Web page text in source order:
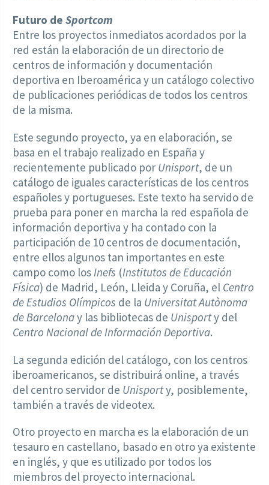
Futuro de Sportcom
Entre los proyectos inmediatos acordados por la
red están la elaboración de un directorio de
centros de información y documentación
deportiva en Iberoamérica y un catálogo colectivo
de publicaciones periódicas de todos los centros
de la misma.
Este segundo proyecto, ya en elaboración, se
basa en el trabajo realizado en España y
recientemente publicado por Unisport, de un
catálogo de iguales características de los centros
españoles y portugueses. Este texto ha servido de
prueba para poner en marcha la red española de
información deportiva y ha contado con la
participación de 10 centros de documentación,
entre ellos algunos tan importantes en este
campo como los Inefs (Institutos de Educación
Física) de Madrid, León, Lleida y Coruña, el Centro
de Estudios Olímpicos de la Universitat Autònoma
de Barcelonay las bibliotecas de Unisporty del
Centro Nacional de Información Deportiva.
La segunda edición del catálogo, con los centros
iberoamericanos, se distribuirá online, a través
del centro servidor de Unisporty, posiblemente,
también a través de videotex.
Otro proyecto en marcha es la elaboración de un
tesauro en castellano, basado en otro ya existente
en inglés, y que es utilizado por todos los
miembros del proyecto internacional.